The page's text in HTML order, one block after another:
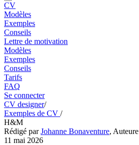
CV
Modèles
Exemples
Conseils
Lettre de motivation
Modèles
Exemples
Conseils
Tarifs
FAQ
Se connecter
CV designer/
Exemples de CV /
H&M
Rédigé parJohanne Bonaventure, Auteure
11 mai 2026